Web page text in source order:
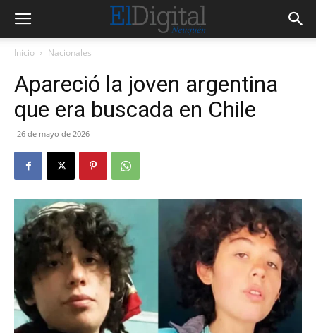
Inicio Nacionales
Apareció la joven argentina
que era buscada en Chile
26 de mayo de 2026